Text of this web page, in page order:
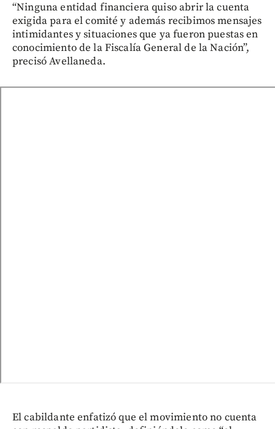
“Ninguna entidad financiera quiso abrir la cuenta
exigida para el comité y además recibimos mensajes
intimidantes y situaciones que ya fueron puestas en
conocimiento de la Fiscalía General de la Nación”,
precisó Avellaneda.
El cabildante enfatizó que el movimiento no cuenta